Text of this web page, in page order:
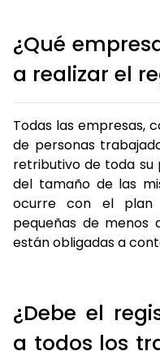
¿Qué
a realizar el
Todas las empresas,
de personas
retributivo de toda su
del tamaño de las
ocurre con el plan
pequeñas de
están obligadas a
¿Debe el
a todos los